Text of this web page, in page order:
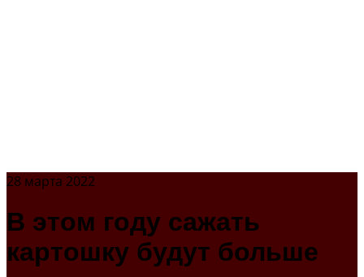
28 марта 2022
В этом году сажать
картошку будут больше